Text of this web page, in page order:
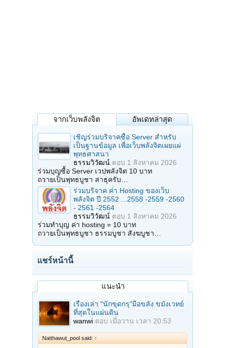
จากเว็บพลังจิต อัพเดทล่าสุด
เชิญร่วมบริจาคซื้อ Server สำหรับ
เป็นฐานข้อมูล เพื่อเว็บพลังจิตเผยแผ่
พุทธศาสนา
ธรรมวิวัฒน์ ตอบ 1 สิงหาคม 2026
ร่วมบุญซื้อ Server เวปพลังจิต 10 บาท
ถวายเป็นพุทธบูชา สาธุครับ…
ร่วมบริจาค ค่า Hosting ของเว็บ
พลังจิต ปี 2552 ...2558 -2559 -2560
- 2561 -2564
ธรรมวิวัฒน์ ตอบ 1 สิงหาคม 2026
ร่วมทำบุญ ค่า hosting = 10 บาท
ถวายเป็นพุทธบูชา ธรรมบูชา สังฆบูชา…
แชร์หน้านี้
แนะนำ
เรื่องเล่า "นักขุดกรุ"มือขลัง ขมังเวทย์
ที่สุดในแผ่นดิน
wanwi ตอบ เมื่อวาน เวลา 20:53
Natthawut_pool said: ↑